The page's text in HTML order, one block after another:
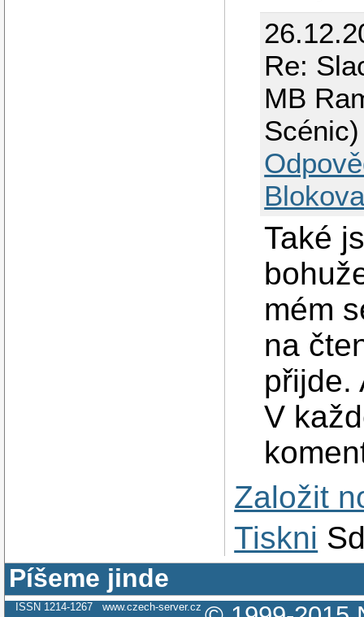
Re:
MB
Scénic)
Také
mém
na
přijde.
V
Založit
Tiskni
Píšeme jinde
ISSN 1214-1267 www.czech-server.cz